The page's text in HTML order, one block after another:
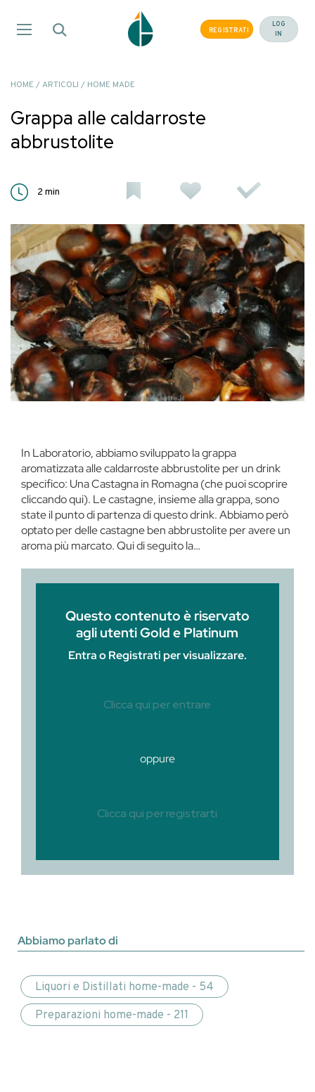
REGISTRATI
LOG
IN
HOME /ARTICOLI / HOME MADE
Grappa alle caldarroste
abbrustolite
2 min
In Laboratorio, abbiamo sviluppato la grappa
aromatizzata alle caldarroste abbrustolite per un drink
specifico: Una Castagna in Romagna (che puoi scoprire
cliccando qui). Le castagne, insieme alla grappa, sono
state il punto di partenza di questo drink. Abbiamo però
optato per delle castagne ben abbrustolite per avere un
aroma più marcato. Qui di seguito la…
Questo contenuto è riservato
agli utenti Gold e Platinum
Entra o Registrati per visualizzare.
Clicca qui per entrare
oppure
Clicca qui per registrarti
Abbiamo parlato di
Liquori e Distillati home-made - 54
Preparazioni home-made - 211